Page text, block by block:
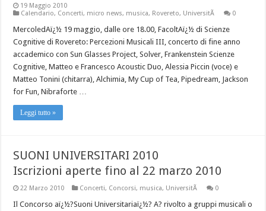
19 Maggio 2010
Calendario, Concerti, micro news, musica, Rovereto, UniversitÃ 0
MercoledAï¿½ 19 maggio, dalle ore 18.00, FacoltAï¿½ di Scienze
Cognitive di Rovereto: Percezioni Musicali III, concerto di fine anno
accademico con Sun Glasses Project, Solver, Frankenstein Scienze
Cognitive, Matteo e Francesco Acoustic Duo, Alessia Piccin (voce) e
Matteo Tonini (chitarra), Alchimia, My Cup of Tea, Pipedream, Jackson
for Fun, Nibraforte …
Leggi tutto »
SUONI UNIVERSITARI 2010
Iscrizioni aperte fino al 22 marzo 2010
22 Marzo 2010 Concerti, Concorsi, musica, UniversitÃ 0
Il Concorso aï¿½?Suoni Universitariaï¿½? A? rivolto a gruppi musicali o